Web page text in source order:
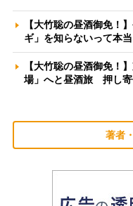
【大竹聡の昼酒御免！
ギ」を知らないって本
【大竹聡の昼酒御免！
場」へと昼酒旅 押し
著者